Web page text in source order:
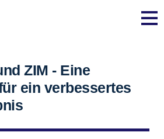
ZIM - Eine
ein verbessertes